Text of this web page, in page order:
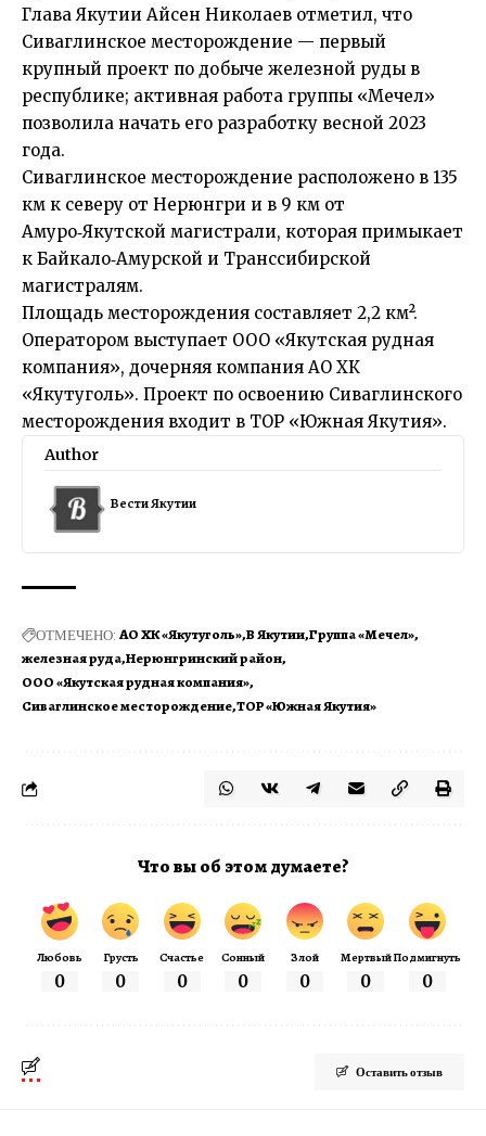
Глава Якутии Айсен Николаев отметил, что
Сиваглинское месторождение — первый
крупный проект по добыче железной руды в
республике; активная работа группы «Мечел»
позволила начать его разработку весной 2023
года.
Сиваглинское месторождение расположено в 135
км к северу от Нерюнгри и в 9 км от
Амуро‑Якутской магистрали, которая примыкает
к Байкало‑Амурской и Транссибирской
магистралям.
Площадь месторождения составляет 2,2 км².
Оператором выступает ООО «Якутская рудная
компания», дочерняя компания АО ХК
«Якутуголь». Проект по освоению Сиваглинского
месторождения входит в ТОР «Южная Якутия».
Author
Вести Якутии
ОТМЕЧЕНО: АО ХК «Якутуголь» В Якутии Группа «Мечел»
железная руда Нерюнгринский район
ООО «Якутская рудная компания»
Сиваглинское месторождение ТОР «Южная Якутия»
Что вы об этом думаете?
Любовь
0
Грусть
0
Счастье
0
Сонный
0
Злой
0
Мертвый
0
Подмигнуть
0
Оставить отзыв